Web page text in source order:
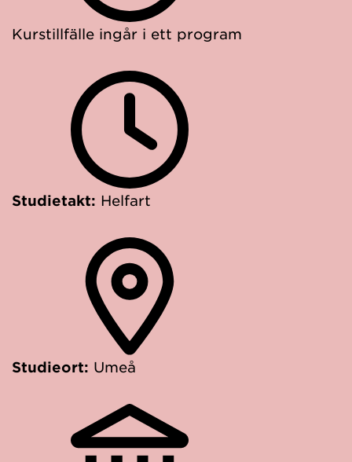
Kurstillfälle ingår i ett program
Studietakt: Helfart
Studieort: Umeå